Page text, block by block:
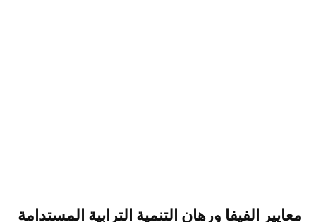
معايير الفيفا ورهان التنمية الترابية المستدامة